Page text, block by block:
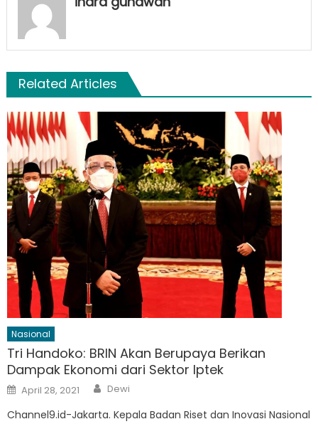
Related Articles
Nasional
Tri Handoko: BRIN Akan Berupaya Berikan
Dampak Ekonomi dari Sektor Iptek
Posted
on
April 28, 2021 Author
Dewi
Channel9.id-Jakarta. Kepala Badan Riset dan Inovasi Nasional